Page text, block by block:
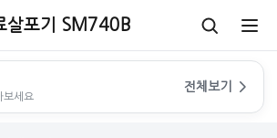
살포기 SM740B
보세요
전체보기